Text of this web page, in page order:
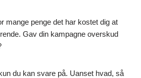
mange penge det har kostet dig at
Gav din kampagne overskud
du kan svare på. Uanset hvad, så